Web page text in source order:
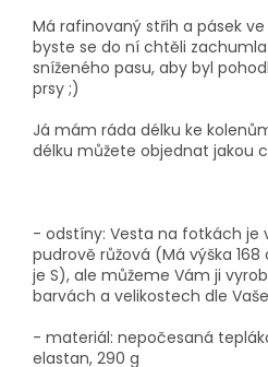
Má rafinovaný střih a pásek
byste se do ní chtěli
sníženého pasu, aby byl
prsy ;)
Já mám ráda délku ke
délku můžete objednat jakou
- odstíny: Vesta na fotkách je
pudrově růžová (Má výška
je S), ale můžeme Vám ji
barvách a velikostech dle
- materiál: nepočesaná
elastan, 290 g